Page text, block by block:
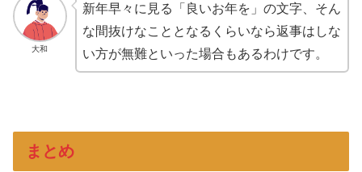
大和
新年早々に見る「良いお年を」の文字、そん
な間抜けなこととなるくらいなら返事はしな
い方が無難といった場合もあるわけです。
まとめ